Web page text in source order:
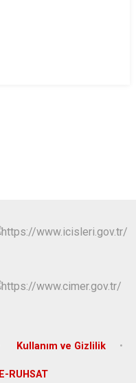
Kullanım ve Gizlilik
E-RUHSAT